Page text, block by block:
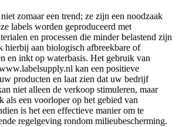
zomaar een trend; ze zijn een noodzaak
labels worden geproduceerd met
en processen die minder belastend zijn
hierbij aan biologisch afbreekbare of
en inkt op waterbasis. Het gebruik van
kan een positieve
producten en laat zien dat uw bedrijf
niet alleen de verkoop stimuleren, maar
als een voorloper op het gebied van
is het een effectieve manier om te
regelgeving rondom milieubescherming.